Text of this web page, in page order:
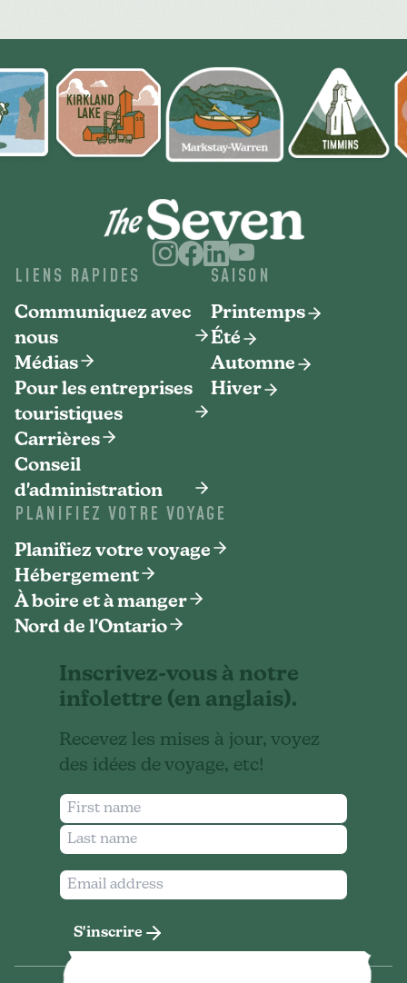
LIENS RAPIDES
Communiquez avec
nous
Médias
Pour les entreprises
touristiques
Carrières
Conseil
d'administration
SAISON
Printemps
Été
Automne
Hiver
PLANIFIEZ VOTRE VOYAGE
Planifiez votre voyage
Hébergement
À boire et à manger
Nord de l'Ontario
Inscrivez-vous à notre
infolettre (en anglais).
Recevez les mises à jour, voyez
des idées de voyage, etc!
S'inscrire